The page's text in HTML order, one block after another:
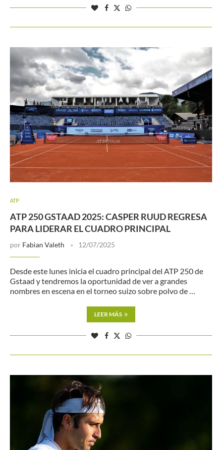
ATP
ATP 250 GSTAAD 2025: CASPER RUUD REGRESA
PARA LIDERAR EL CUADRO PRINCIPAL
por Fabian Valeth 12/07/2025
Desde este lunes inicia el cuadro principal del ATP 250 de
Gstaad y tendremos la oportunidad de ver a grandes
nombres en escena en el torneo suizo sobre polvo de …
LEER MÁS